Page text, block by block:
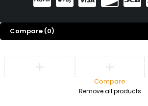
Compare (0)
Compare
Remove all products